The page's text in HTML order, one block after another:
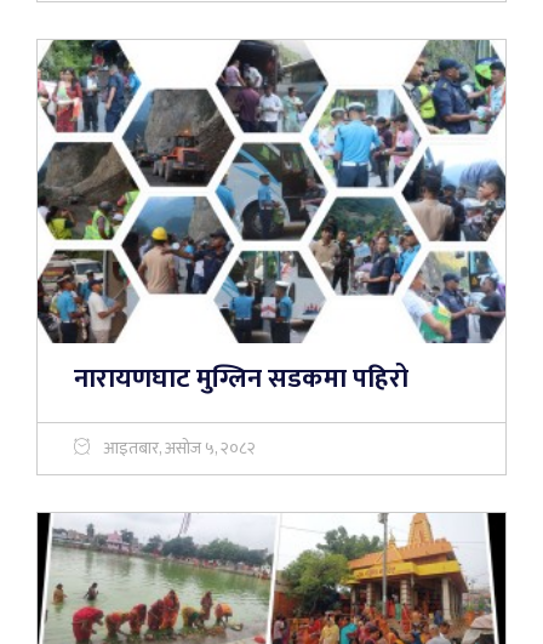
नारायणघाट मुग्लिन सडकमा पहिरो
आइतबार, असोज ५, २०८२